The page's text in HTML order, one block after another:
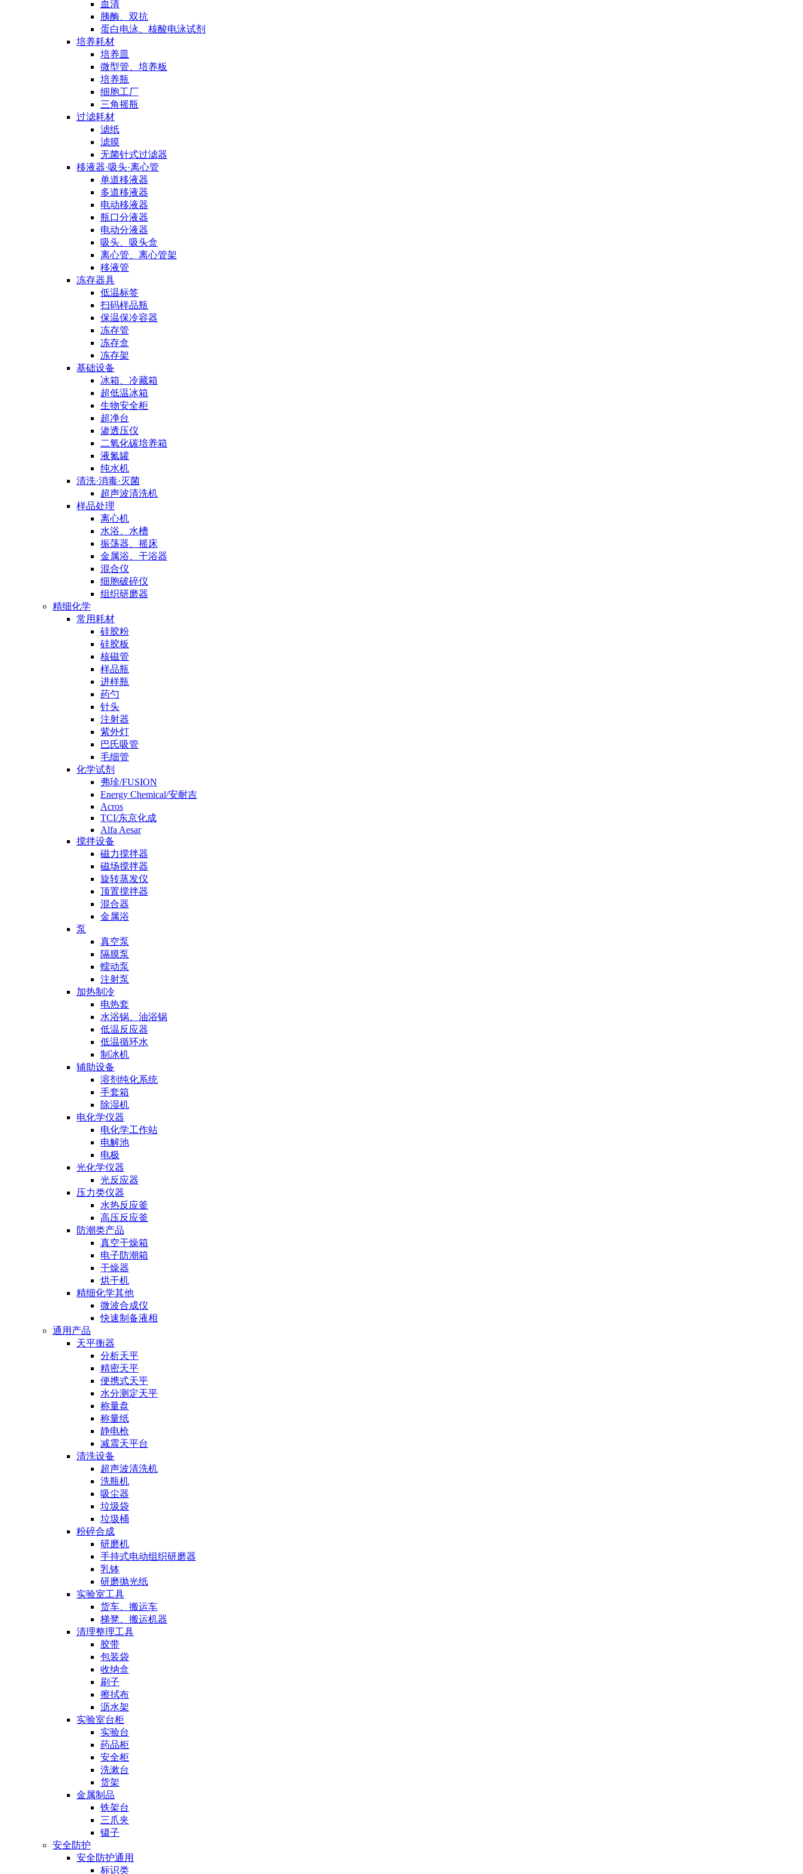
血清
胰酶、双抗
蛋白电泳、核酸电泳试剂
培养耗材
培养皿
微型管、培养板
培养瓶
细胞工厂
三角摇瓶
过滤耗材
滤纸
滤膜
无菌针式过滤器
移液器·吸头·离心管
单道移液器
多道移液器
电动移液器
瓶口分液器
电动分液器
吸头、吸头盒
离心管、离心管架
移液管
冻存器具
低温标签
扫码样品瓶
保温保冷容器
冻存管
冻存盒
冻存架
基础设备
冰箱、冷藏箱
超低温冰箱
生物安全柜
超净台
渗透压仪
二氧化碳培养箱
液氮罐
纯水机
清洗·消毒·灭菌
超声波清洗机
样品处理
离心机
水浴、水槽
振荡器、摇床
金属浴、干浴器
混合仪
细胞破碎仪
组织研磨器
精细化学
常用耗材
硅胶粉
硅胶板
核磁管
样品瓶
进样瓶
药勺
针头
注射器
紫外灯
巴氏吸管
毛细管
化学试剂
弗珍/FUSION
Energy Chemical/安耐吉
Acros
TCI/东京化成
Alfa Aesar
搅拌设备
磁力搅拌器
磁场搅拌器
旋转蒸发仪
顶置搅拌器
混合器
金属浴
泵
真空泵
隔膜泵
蠕动泵
注射泵
加热制冷
电热套
水浴锅、油浴锅
低温反应器
低温循环水
制冰机
辅助设备
溶剂纯化系统
手套箱
除湿机
电化学仪器
电化学工作站
电解池
电极
光化学仪器
光反应器
压力类仪器
水热反应釜
高压反应釜
防潮类产品
真空干燥箱
电子防潮箱
干燥器
烘干机
精细化学其他
微波合成仪
快速制备液相
通用产品
天平衡器
分析天平
精密天平
便携式天平
水分测定天平
称量盘
称量纸
静电枪
减震天平台
清洗设备
超声波清洗机
洗瓶机
吸尘器
垃圾袋
垃圾桶
粉碎合成
研磨机
手持式电动组织研磨器
乳钵
研磨抛光纸
实验室工具
货车、搬运车
梯凳、搬运机器
清理整理工具
胶带
包装袋
收纳盒
刷子
擦拭布
沥水架
实验室台柜
实验台
药品柜
安全柜
洗漱台
货架
金属制品
铁架台
三爪夹
镊子
安全防护
安全防护通用
标识类